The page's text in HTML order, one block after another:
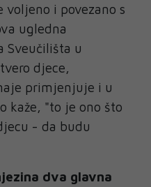
voljeno i povezano s
ugledna
Sveučilišta u
djece,
primjenjuje i u
kaže, "to je ono što
- da budu
dva glavna